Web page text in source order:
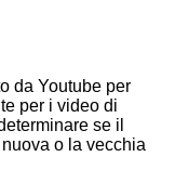
da Youtube per
per i video di
se il
o la vecchia